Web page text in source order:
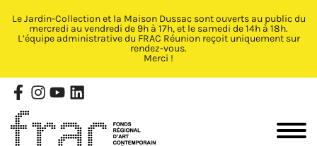
Fermer X
Le Jardin-Collection et la Maison Dussac sont ouverts au public du
mercredi au vendredi de 9h à 17h, et le samedi de 14h à 18h.
L’équipe administrative du FRAC Réunion reçoit uniquement sur
rendez-vous.
Merci !